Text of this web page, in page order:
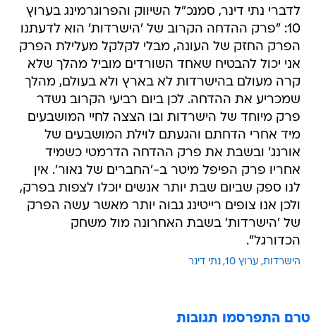
לדברי נתי דינר, סמנכ"ל השיווק והפרוגרמינג בערוץ
10: "פרק ההדחה הקרוב של 'הישרדות' הוא לדעתנו
הפרק החזק של העונה, מבלי לקלקל מעלילת הפרק
אני יכול להבטיח שאחד השורדים מוביל מהלך שלא
קרה מעולם בהישרדות לא בארץ ולא בעולם, מהלך
שמכריע את ההדחה. לכן ביום רביעי הקרוב נשדר
פרק מיוחד של הישרדות ובו הצצה לחיי המושבעים
מיד אחרי הדחתם והגעתם לוילת המושבעים של
אורנג' ובשבת את פרק ההדחה הדרמטי כשמיד
אחריו פרק הפיפל מיטר ב-'החברים של נאור'. אין
לנו ספק שביום שבת יותר אנשים יוכלו לצפות בפרק,
ולכן אנו צופים רייטינג גבוה יותר מאשר עשה הפרק
של 'הישרדות' בשבת האחרונה מול משחק
הכדורגל".
הישרדות ערוץ 10 נתי דינר
טרם התפרסמו תגובות